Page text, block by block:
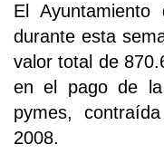
El
durante esta
valor total de
en el pago de
pymes,
2008.